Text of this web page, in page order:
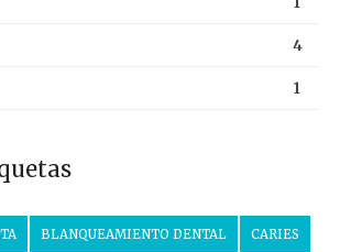
4
1
BLANQUEAMIENTO DENTAL CARIES